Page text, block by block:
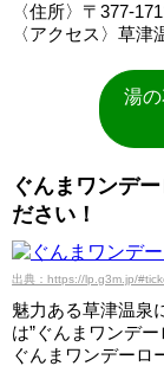
〈住所〉〒377-
〈アクセス〉草
湯
ぐんまワンデ
ださい！
出典：https://lp.g3m.jp/
魅力ある草津温泉
は”ぐんまワンデー
ぐんまワンデーロ